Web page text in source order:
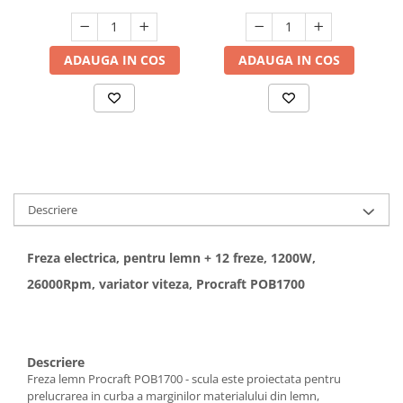
Hote bucatarie
Consumabile
Hota tavan
Hote cupolare
Hote decorative
Hote traditionale
Masini de Spalat Rufe & Uscatoare
Accesorii masini de spalat &
uscatoare
Uscatoare de rufe
Masini de spalat vase
ADAUGA IN COS ADAUGA IN COS
Descriere
Freza electrica, pentru lemn + 12 freze, 1200W,
26000Rpm, variator viteza, Procraft POB1700
Descriere
Freza lemn Procraft POB1700 - scula este proiectata pentru
prelucrarea in curba a marginilor materialului din lemn,